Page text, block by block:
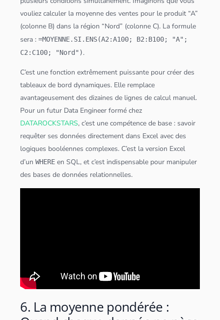
vouliez calculer la moyenne des ventes pour le produit “A”
(colonne B) dans la région “Nord” (colonne C). La formule
sera :=MOYENNE.SI.ENS(A2:A100; B2:B100; "A";
C2:C100; "Nord").
C’est une fonction extrêmement puissante pour créer des
tableaux de bord dynamiques. Elle remplace
avantageusement des dizaines de lignes de calcul manuel.
Pour un futur Data Engineer formé chez
DATAROCKSTARS, c’est une compétence de base : savoir
requêter sesdonnées directement dans Excel avec des
logiques booléennes complexes. C’est la version Excel
d’unWHERE en SQL, et c’est indispensable pour manipuler
des bases dedonnées relationnelles.
6. La moyenne pondérée :